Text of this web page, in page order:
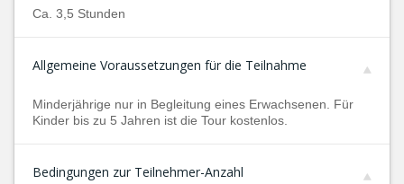
Ca. 3,5 Stunden
Allgemeine Voraussetzungen für die Teilnahme
Minderjährige nur in Begleitung eines Erwachsenen. Für
Kinder bis zu 5 Jahren ist die Tour kostenlos.
Bedingungen zur Teilnehmer-Anzahl